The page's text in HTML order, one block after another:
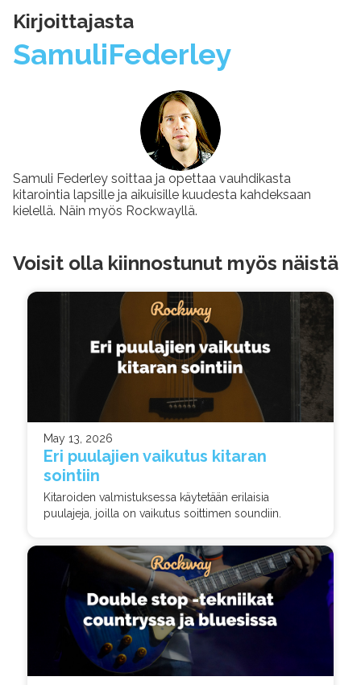
Kirjoittajasta
SamuliFederley
Samuli Federley soittaa ja opettaa vauhdikasta
kitarointia lapsille ja aikuisille kuudesta kahdeksaan
kielellä. Näin myös Rockwayllä.
Voisit olla kiinnostunut myös näistä
May 13, 2026
Eri puulajien vaikutus kitaran
sointiin
Kitaroiden valmistuksessa käytetään erilaisia
puulajeja, joilla on vaikutus soittimen soundiin.